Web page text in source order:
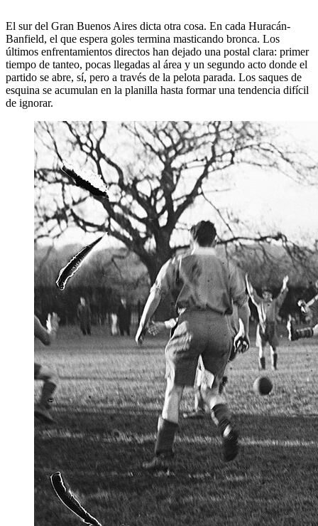
El sur del Gran Buenos Aires dicta otra cosa. En cada Huracán-
Banfield, el que espera goles termina masticando bronca. Los
últimos enfrentamientos directos han dejado una postal clara: primer
tiempo de tanteo, pocas llegadas al área y un segundo acto donde el
partido se abre, sí, pero a través de la pelota parada. Los saques de
esquina se acumulan en la planilla hasta formar una tendencia difícil
de ignorar.